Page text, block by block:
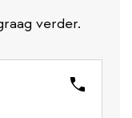
verder.